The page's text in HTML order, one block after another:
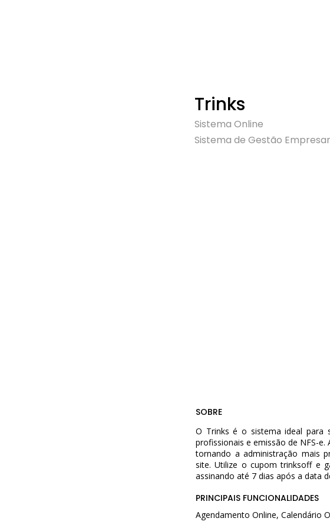
Trinks
Sistema Online
Sistema de Gestão
SOBRE
O Trinks é o sistema ideal para
profissionais e emissão de NFS-
tornando a administração mais
site. Utilize o cupom trinksoff e
assinando até 7 dias após a data
PRINCIPAIS FUNCIONALIDADES
Agendamento Online, Calendário